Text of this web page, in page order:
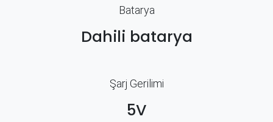
Batarya
Dahili batarya
Şarj Gerilimi
5V